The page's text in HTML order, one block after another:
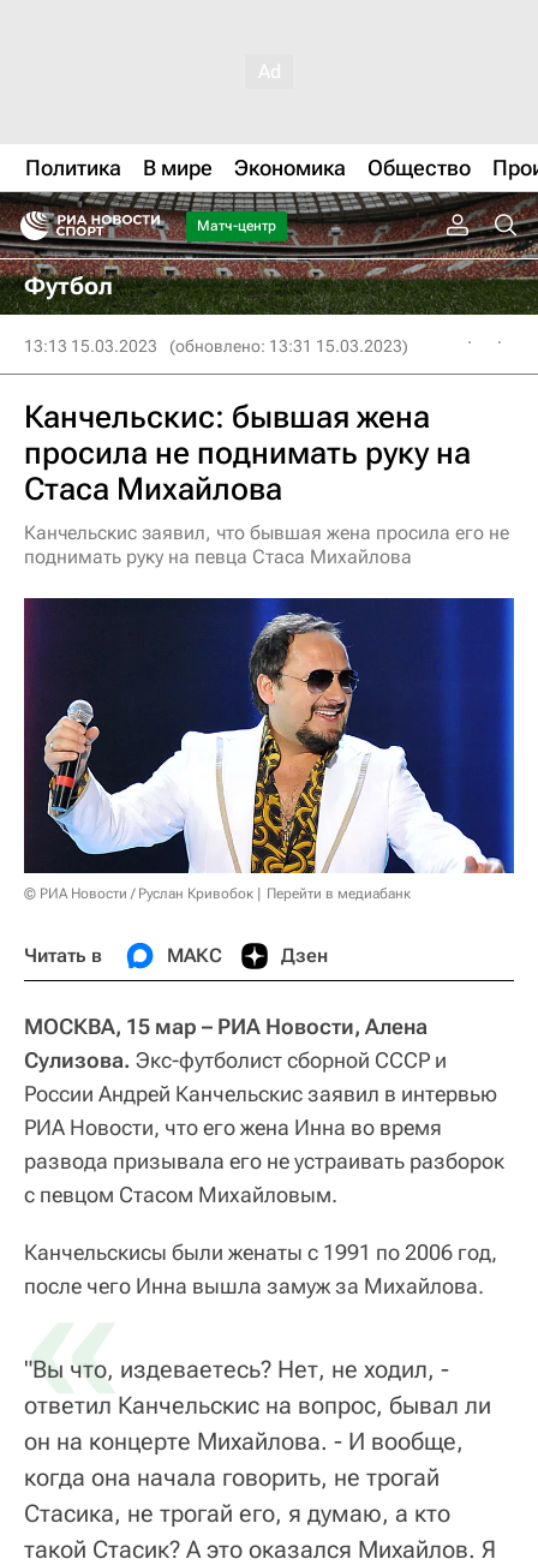
Политика В мире Экономика Общество
Матч-центр
Футбол
13:13 15.03.2023 (обновлено: 13:31 15.03.2023)
Канчельскис: бывшая жена
просила не поднимать руку на
Стаса Михайлова
Канчельскис заявил, что бывшая жена просила его не
поднимать руку на певца Стаса Михайлова
© РИА Новости / Руслан Кривобок Перейти в медиабанк
Читать в МАКС Дзен
МОСКВА, 15 мар – РИА Новости, Алена
Сулизова. Экс-футболист сборной СССР и
России Андрей Канчельскис заявил в интервью
РИА Новости, что его жена Инна во время
развода призывала его не устраивать разборок
с певцом Стасом Михайловым.
Канчельскисы были женаты с 1991 по 2006 год,
после чего Инна вышла замуж за Михайлова.
«
"Вы что, издеваетесь? Нет, не ходил, -
ответил Канчельскис на вопрос, бывал ли
он на концерте Михайлова. - И вообще,
когда она начала говорить, не трогай
Стасика, не трогай его, я думаю, а кто
такой Стасик? А это оказался Михайлов. Я